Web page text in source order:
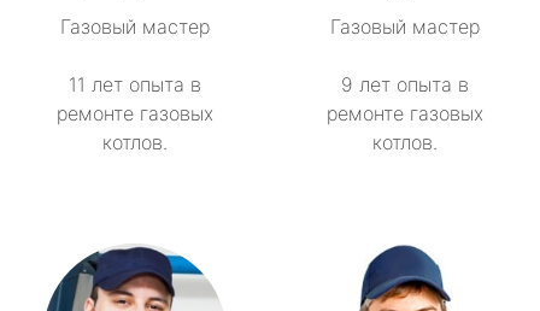
Газовый мастер
11 лет опыта в
ремонте газовых
котлов.
Газовый мастер
9 лет опыта в
ремонте газовых
котлов.